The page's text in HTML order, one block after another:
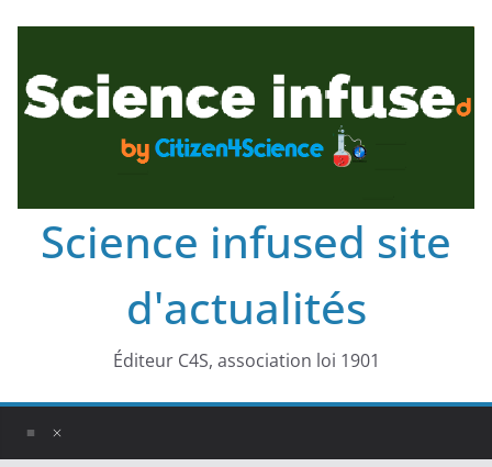
Science infused site
d'actualités
Éditeur C4S, association loi 1901